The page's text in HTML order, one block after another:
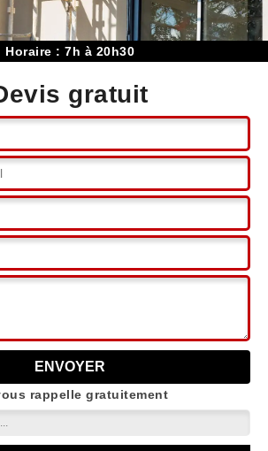
Horaire : 7h à 20h30
gratuit
rappelle gratuitement